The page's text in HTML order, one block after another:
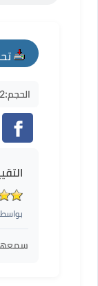
mp3
الحجم:
سمعها